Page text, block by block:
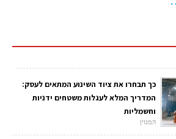
כך תבחרו את ציוד השינוע המתאים לעסק:
המדריך המלא לעגלות משטחים ידניות
וחשמליות
המגזין